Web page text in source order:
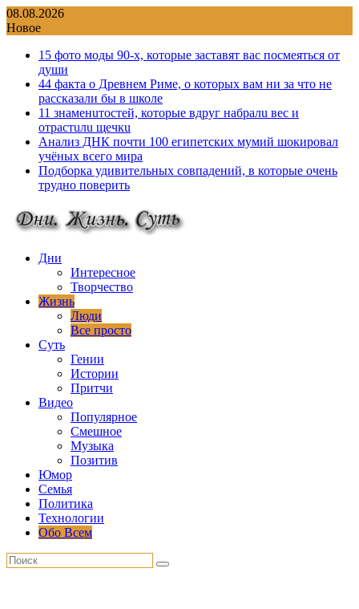
Перейти
к
08.08.2026
Новое
15 фото моды 90-х, которые заставят вас посмеяться от
души
44 факта о Древнем Риме, о которых вам ни за что не
рассказали бы в школе
11 знаменuтостей, которые вдруг набралu вес и
отрастuлu щечкu
Анализ ДНК почти 100 египетских мумий шокировал
учёных всего мира
Подборка удивительных совпадений, в которые очень
трудно поверить
Дни
Интересное
Творчество
Жизнь
Люди
Все просто
Суть
Гении
Истории
Притчи
Видео
Популярное
Смешное
Музыка
Позитив
Юмор
Семья
Политика
Технологии
Обо Всем